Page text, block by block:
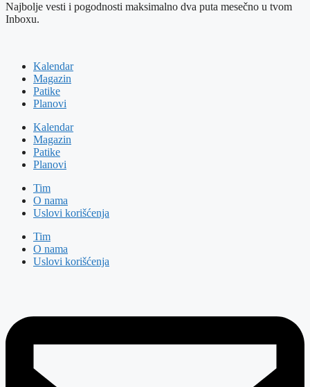
Najbolje vesti i pogodnosti maksimalno dva puta mesečno u tvom
Inboxu.
Kalendar
Magazin
Patike
Planovi
Kalendar
Magazin
Patike
Planovi
Tim
O nama
Uslovi korišćenja
Tim
O nama
Uslovi korišćenja